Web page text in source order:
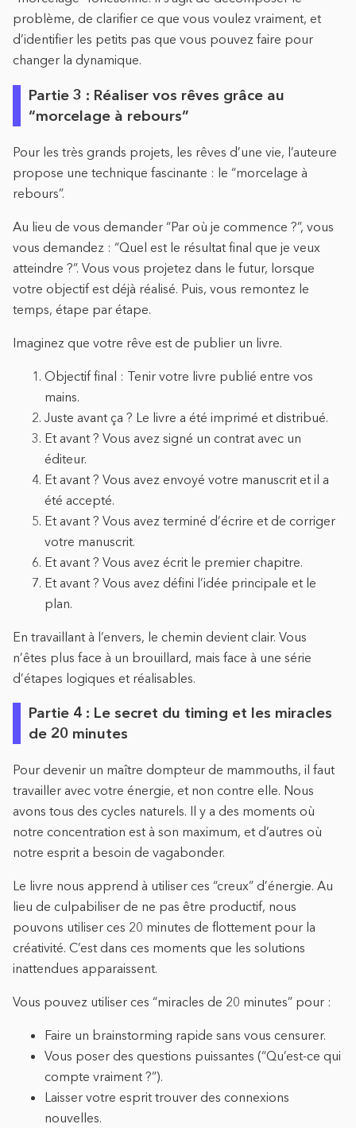
problème, de clarifier ce que vous voulez vraiment, et
d’identifier les petits pas que vous pouvez faire pour
changer la dynamique.
Partie 3 : Réaliser vos rêves grâce au
“morcelage à rebours”
Pour les très grands projets, les rêves d’une vie, l’auteure
propose une technique fascinante : le “morcelage à
rebours”.
Au lieu de vous demander “Par où je commence ?”, vous
vous demandez : “Quel est le résultat final que je veux
atteindre ?”. Vous vous projetez dans le futur, lorsque
votre objectif est déjà réalisé. Puis, vous remontez le
temps, étape par étape.
Imaginez que votre rêve est de publier un livre.
Objectif final : Tenir votre livre publié entre vos
mains.
Juste avant ça ? Le livre a été imprimé et distribué.
Et avant ? Vous avez signé un contrat avec un
éditeur.
Et avant ? Vous avez envoyé votre manuscrit et il a
été accepté.
Et avant ? Vous avez terminé d’écrire et de corriger
votre manuscrit.
Et avant ? Vous avez écrit le premier chapitre.
Et avant ? Vous avez défini l’idée principale et le
plan.
En travaillant à l’envers, le chemin devient clair. Vous
n’êtes plus face à un brouillard, mais face à une série
d’étapes logiques et réalisables.
Partie 4 : Le secret du timing et les miracles
de 20 minutes
Pour devenir un maître dompteur de mammouths, il faut
travailler avec votre énergie, et non contre elle. Nous
avons tous des cycles naturels. Il y a des moments où
notre concentration est à son maximum, et d’autres où
notre esprit a besoin de vagabonder.
Le livre nous apprend à utiliser ces “creux” d’énergie. Au
lieu de culpabiliser de ne pas être productif, nous
pouvons utiliser ces 20 minutes de flottement pour la
créativité. C’est dans ces moments que les solutions
inattendues apparaissent.
Vous pouvez utiliser ces “miracles de 20 minutes” pour :
Faire un brainstorming rapide sans vous censurer.
Vous poser des questions puissantes (“Qu’est-ce qui
compte vraiment ?”).
Laisser votre esprit trouver des connexions
nouvelles.